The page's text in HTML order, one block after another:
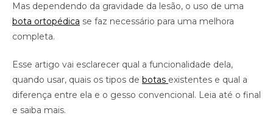
Mas dependendo da gravidade da lesão, o uso de uma
bota ortopédica se faz necessário para uma melhora
completa.
Esse artigo vai esclarecer qual a funcionalidade dela,
quando usar, quais os tipos de botas existentes e qual a
diferença entre ela e o gesso convencional. Leia até o final
e saiba mais.